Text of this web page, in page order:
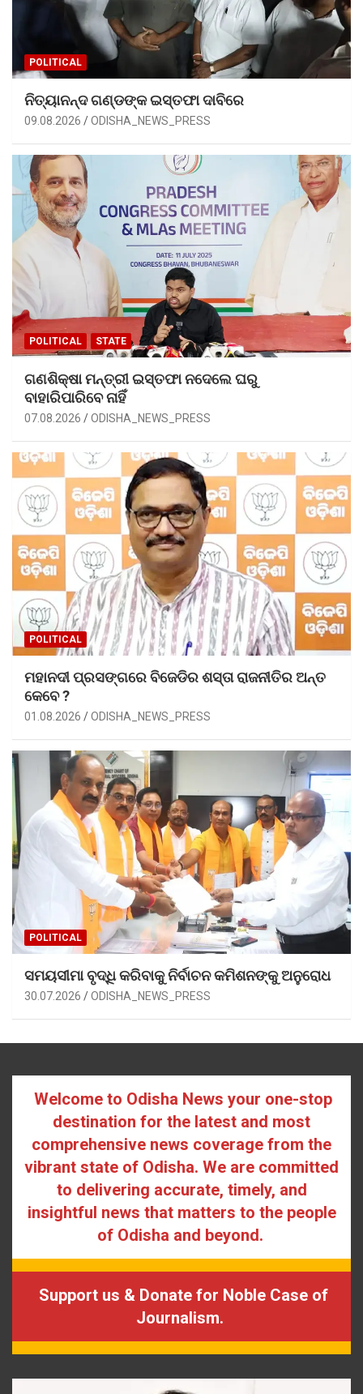
POLITICAL
ନିତ୍ୟାନନ୍ଦ ଗଣ୍ଡଙ୍କ ଇସ୍ତଫା ଦାବିରେ
09.08.2026 ODISHA_NEWS_PRESS
POLITICAL STATE
ଗଣଶିକ୍ଷା ମନ୍ତ୍ରୀ ଇସ୍ତଫା ନଦେଲେ ଘରୁ
ବାହାରିପାରିବେ ନାହିଁ
07.08.2026 ODISHA_NEWS_PRESS
POLITICAL
ମହାନଦୀ ପ୍ରସଙ୍ଗରେ ବିଜେଡିର ଶସ୍ତା ରାଜନୀତିର ଅନ୍ତ
କେବେ ?
01.08.2026 ODISHA_NEWS_PRESS
POLITICAL
ସମୟସୀମା ବୃଦ୍ଧି କରିବାକୁ ନିର୍ବାଚନ କମିଶନଙ୍କୁ ଅନୁରୋଧ
30.07.2026 ODISHA_NEWS_PRESS
Welcome to Odisha News your one-stop
destination for the latest and most
comprehensive news coverage from the
vibrant state of Odisha. We are committed
to delivering accurate, timely, and
insightful news that matters to the people
of Odisha and beyond.
Support us & Donate for Noble Case of
Journalism.